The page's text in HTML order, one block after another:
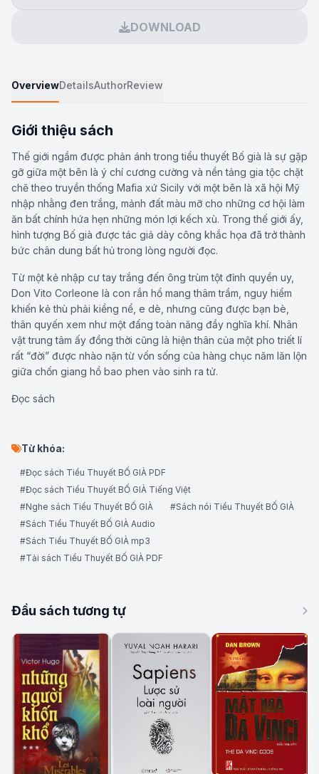
DOWNLOAD
OverviewDetailsAuthorReview
Giới thiệu sách
Thế giới ngầm được phản ánh trong tiểu thuyết Bố già là sự gặp
gỡ giữa một bên là ý chí cương cường và nền tảng gia tộc chặt
chẽ theo truyền thống Mafia xứ Sicily với một bên là xã hội Mỹ
nhập nhằng đen trắng, mảnh đất màu mỡ cho những cơ hội làm
ăn bất chính hứa hẹn những món lợi kếch xù. Trong thế giới ấy,
hình tượng Bố già được tác giả dày công khắc họa đã trở thành
bức chân dung bất hủ trong lòng người đọc.
Từ một kẻ nhập cư tay trắng đến ông trùm tột đỉnh quyền uy,
Don Vito Corleone là con rắn hổ mang thâm trầm, nguy hiểm
khiến kẻ thù phải kiềng nể, e dè, nhưng cũng được bạn bè,
thân quyến xem như một đấng toàn năng đầy nghĩa khí. Nhân
vật trung tâm ấy đồng thời cũng là hiện thân của một pho triết lí
rất “đời” được nhào nặn từ vốn sống của hàng chục năm lăn lộn
giữa chốn giang hồ bao phen vào sinh ra tử.
Đọc sách
Từ khóa:
#Đọc sách Tiểu Thuyết BỐ GIÀ PDF
#Đọc sách Tiểu Thuyết BỐ GIÀ Tiếng Việt
#Nghe sách Tiểu Thuyết BỐ GIÀ
#Sách nói Tiểu Thuyết BỐ GIÀ
#Sách Tiểu Thuyết BỐ GIÀ Audio
#Sách Tiểu Thuyết BỐ GIÀ mp3
#Tải sách Tiểu Thuyết BỐ GIÀ PDF
Đầu sách tương tự